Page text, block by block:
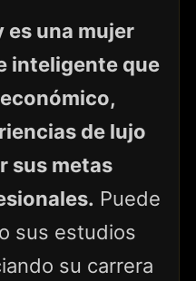
es una mujer
inteligente que
de lujo
sus metas
Puede
sus estudios
su carrera